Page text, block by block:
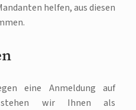
helfen, aus diesen
eine Anmeldung auf
stehen wir Ihnen als